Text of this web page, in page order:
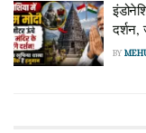
दर्शन,
BY